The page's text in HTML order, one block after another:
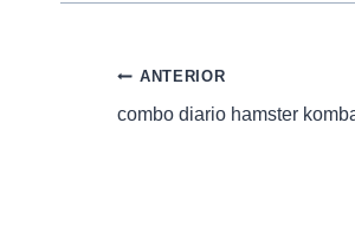
Navegación
ANTERIOR
combo diario hamster